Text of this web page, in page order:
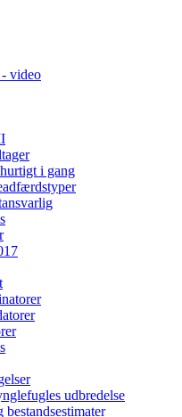
video
i gang
udbredelse